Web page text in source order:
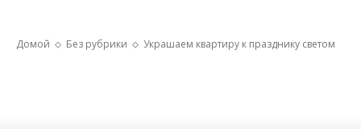
Домой Без рубрики Украшаем квартиру к празднику светом